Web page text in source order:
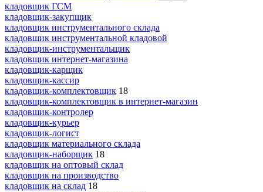
кладовщик ГСМ
кладовщик-закупщик
кладовщик инструментального склада
кладовщик инструментальной кладовой
кладовщик-инструментальщик
кладовщик интернет-магазина
кладовщик-карщик
кладовщик-кассир
кладовщик-комплектовщик 18
кладовщик-комплектовщик в интернет-магазин
кладовщик-контролер
кладовщик-курьер
кладовщик-логист
кладовщик материального склада
кладовщик-наборщик 18
кладовщик на оптовый склад
кладовщик на производство
кладовщик на склад 18